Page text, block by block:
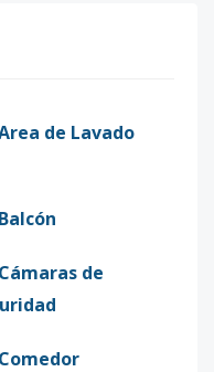
de Lavado
Balcón
Cámaras de
Comedor